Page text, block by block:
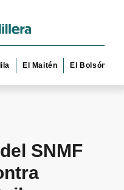
El Maitén El Bolsón Esquel
SNMF